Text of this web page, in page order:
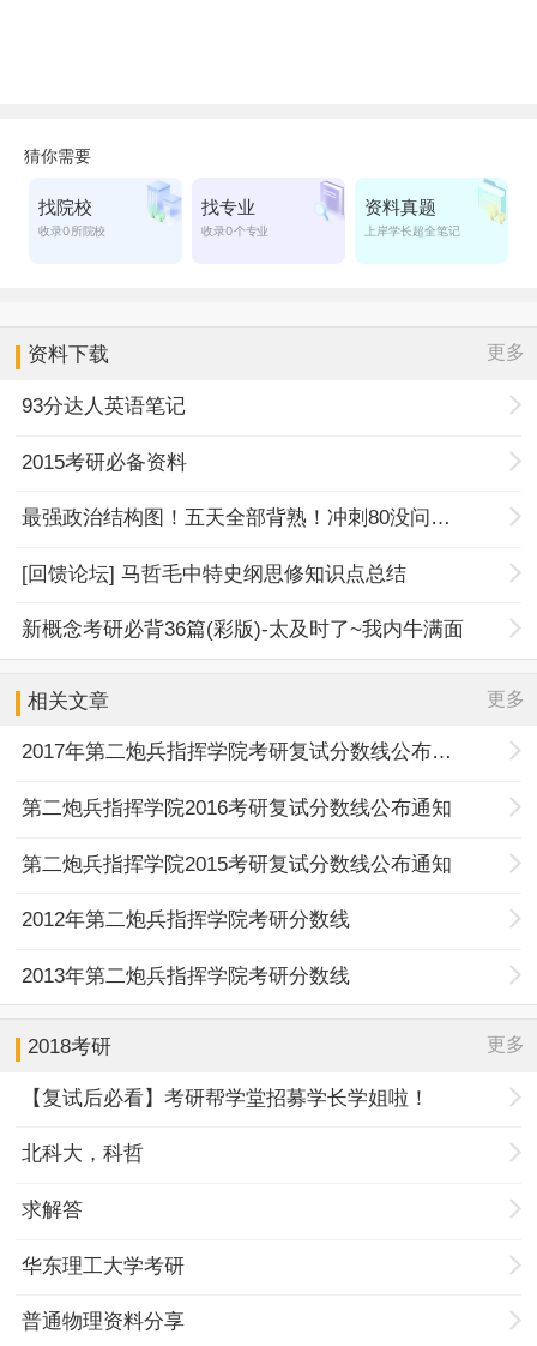
资料下载 更多
93分达人英语笔记
2015考研必备资料
最强政治结构图！五天全部背熟！冲刺80没问题！
[回馈论坛] 马哲毛中特史纲思修知识点总结
新概念考研必背36篇(彩版)-太及时了~我内牛满面
相关文章 更多
2017年第二炮兵指挥学院考研复试分数线公布通知
第二炮兵指挥学院2016考研复试分数线公布通知
第二炮兵指挥学院2015考研复试分数线公布通知
2012年第二炮兵指挥学院考研分数线
2013年第二炮兵指挥学院考研分数线
2018考研 更多
【复试后必看】考研帮学堂招募学长学姐啦！
北科大，科哲
求解答
华东理工大学考研
普通物理资料分享